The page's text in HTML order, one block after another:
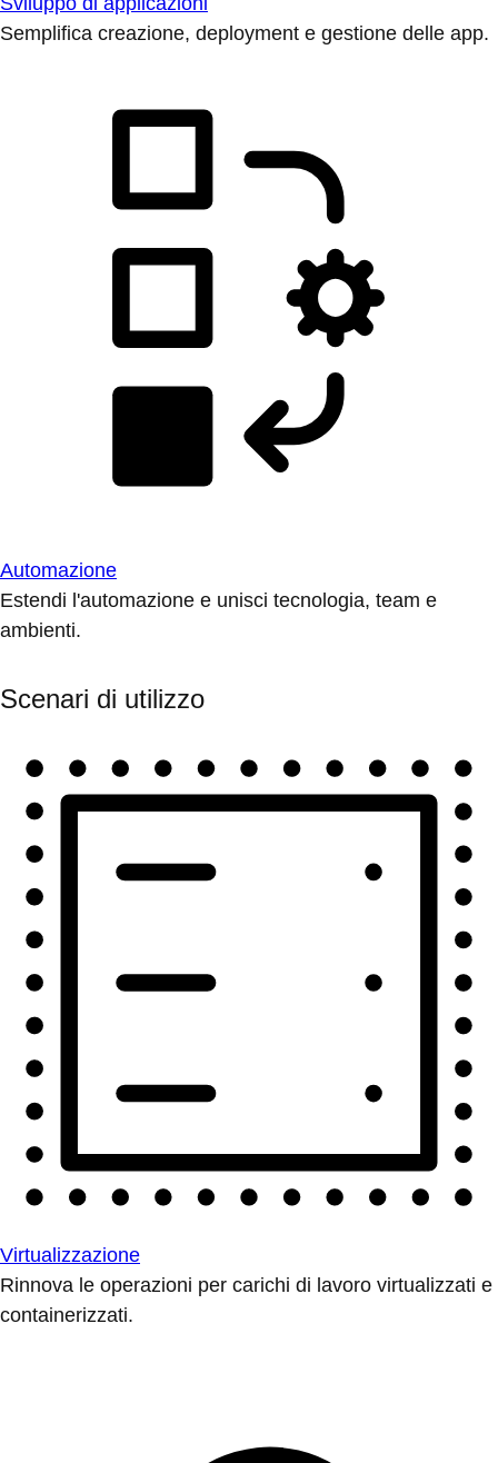
Semplifica creazione, deployment e gestione delle app.
Automazione
Estendi l'automazione e unisci tecnologia, team e
ambienti.
Scenari di utilizzo
Virtualizzazione
Rinnova le operazioni per carichi di lavoro virtualizzati e
containerizzati.